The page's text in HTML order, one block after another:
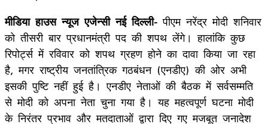
मीडिया हाउस न्यूज एजेन्सी नई दिल्ली- पीएम नरेंद्र मोदी शनिवार
को तीसरी बार प्रधानमंत्री पद की शपथ लेंगे। हालांकि कुछ
रिपोर्ट्स में रविवार को शपथ ग्रहण होने का दावा किया जा रहा
है, मगर राष्ट्रीय जनतांत्रिक गठबंधन (एनडीए) की ओर अभी
इसकी पुष्टि नहीं हुई है। एनडीए नेताओं की बैठक में सर्वसम्मति
से मोदी को अपना नेता चुना गया है। यह महत्वपूर्ण घटना मोदी
के निरंतर प्रभाव और मतदाताओं द्वारा दिए गए मजबूत जनादेश